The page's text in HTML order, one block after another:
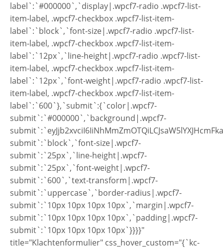
label`:`#000000`,`display|.wpcf7-radio .wpcf7-list-
item-label, .wpcf7-checkbox .wpcf7-list-item-
label`:`block`,`font-size|.wpcf7-radio .wpcf7-list-
item-label, .wpcf7-checkbox .wpcf7-list-item-
label`:`12px`,`line-height|.wpcf7-radio .wpcf7-list-
item-label, .wpcf7-checkbox .wpcf7-list-item-
label`:`12px`,`font-weight|.wpcf7-radio .wpcf7-list-
item-label, .wpcf7-checkbox .wpcf7-list-item-
label`:`600`},`submit`:{`color|.wpcf7-
submit`:`#000000`,`background|.wpcf7-
submit`:`block`,`font-size|.wpcf7-
submit`:`25px`,`line-height|.wpcf7-
submit`:`25px`,`font-weight|.wpcf7-
submit`:`600`,`text-transform|.wpcf7-
submit`:`uppercase`,`border-radius|.wpcf7-
submit`:`10px 10px 10px 10px`,`margin|.wpcf7-
submit`:`10px 10px 10px 10px`,`padding|.wpcf7-
submit`:`10px 10px 10px 10px`}}}}"
title="Klachtenformulier" css_hover_custom="{`kc-